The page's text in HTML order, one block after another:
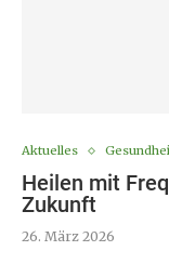
Aktuelles
Heilen mit
Zukunft
26. März 2026